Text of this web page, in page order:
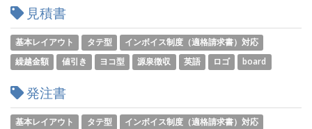
見積書
基本レイアウト タテ型
インボイス制度（適格請求書）対応
繰越金額
値引き ヨコ型 源泉徴収 英語 ロゴ board
発注書
基本レイアウト タテ型
インボイス制度（適格請求書）対応